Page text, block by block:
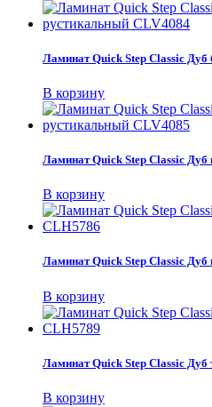
Ламинат Quick Step Classic
В корзину
Ламинат Quick Step Classic Дуб
В корзину
Ламинат Quick Step Classic
В корзину
Ламинат Quick Step Classic Дуб
В корзину